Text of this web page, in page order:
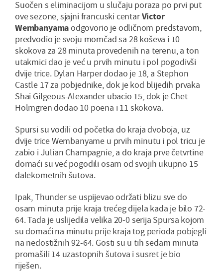
Suočen s eliminacijom u slučaju poraza po prvi put
ove sezone, sjajni francuski centarVictor
Wembanyamaodgovorio je odličnom predstavom,
predvodio je svoju momčad sa 28 koševa i 10
skokova za 28 minuta provedenih na terenu, a ton
utakmici dao je već u prvih minutu i pol pogodivši
dvije trice. Dylan Harper dodao je 18, a Stephon
Castle 17 za pobjednike, dok je kod blijedih prvaka
Shai Gilgeous-Alexander ubacio 15, dok je Chet
Holmgren dodao 10 poena i 11 skokova.
Spursi su vodili od početka do kraja dvoboja, uz
dvije trice Wembanyame u prvih minutu i pol tricu je
zabio i Julian Champagnie, a do kraja prve četvrtine
domaći su već pogodili osam od svojih ukupno 15
dalekometnih šutova.
Ipak, Thunder se uspijevao održati blizu sve do
osam minuta prije kraja trećeg dijela kada je bilo 72-
64. Tada je uslijedila velika 20-0 serija Spursa kojom
su domaći na minutu prije kraja tog perioda pobjegli
na nedostižnih 92-64. Gosti su u tih sedam minuta
promašili 14 uzastopnih šutova i susret je bio
riješen.